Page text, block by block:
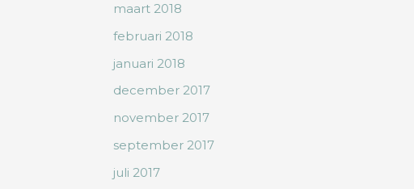
maart 2018
februari 2018
januari 2018
december 2017
november 2017
september 2017
juli 2017